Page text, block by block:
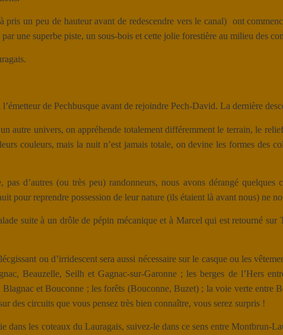
pris un peu de hauteur avant de redescendre vers le canal) ont
une superbe piste, un sous-bois et cette jolie forestière au milieu des
de Pechbusque avant de rejoindre Pech-David. La dernière
autre univers, on appréhende totalement différemment le terrain, le
couleurs, mais la nuit n’est jamais totale, on devine les formes des
d’autres (ou très peu) randonneurs, nous avons dérangé
pour reprendre possession de leur nature (ils étaient là avant nous) ne
suite à un drôle de pépin mécanique et à Marcel qui est retourné
ou d’irridescent sera aussi nécessaire sur le casque ou les
Beauzelle, Seilh et Gagnac-sur-Garonne ; les berges de l’Hers
et Bouconne ; les forêts (Bouconne, Buzet) ; la voie verte entre
des circuits que vous pensez très bien connaître, vous serez surpris !
dans les coteaux du Lauragais, suivez-le dans ce sens entre Montbrun-